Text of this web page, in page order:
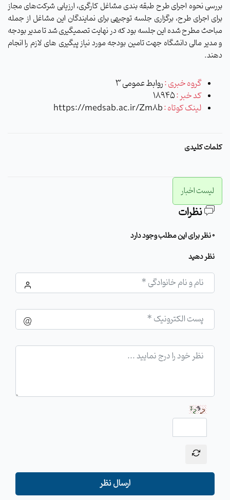
بررسی نحوه اجرای طرح طبقه بندی مشاغل کارگری، ارزیابی شرکت‌های مجاز
برای اجرای طرح، برگزاری جلسه توجیهی برای نمایندگان این مشاغل از جمله
مباحث مطرح شده این جلسه بود که در نهایت تصمیگیری شد تا مدیر بودجه
و مدیر مالی دانشگاه جهت تامین بودجه مورد نیاز پیگیری های لازم را انجام
دهند.
گروه خبری :روابط عمومی 3
کد خبر :18945
لینک کوتاه :https://medsab.ac.ir/Zm8b
کلمات کلیدی
لیست اخبار
نظرات
0 نظر برای این مطلب وجود دارد
نظر دهید
ارسال نظر